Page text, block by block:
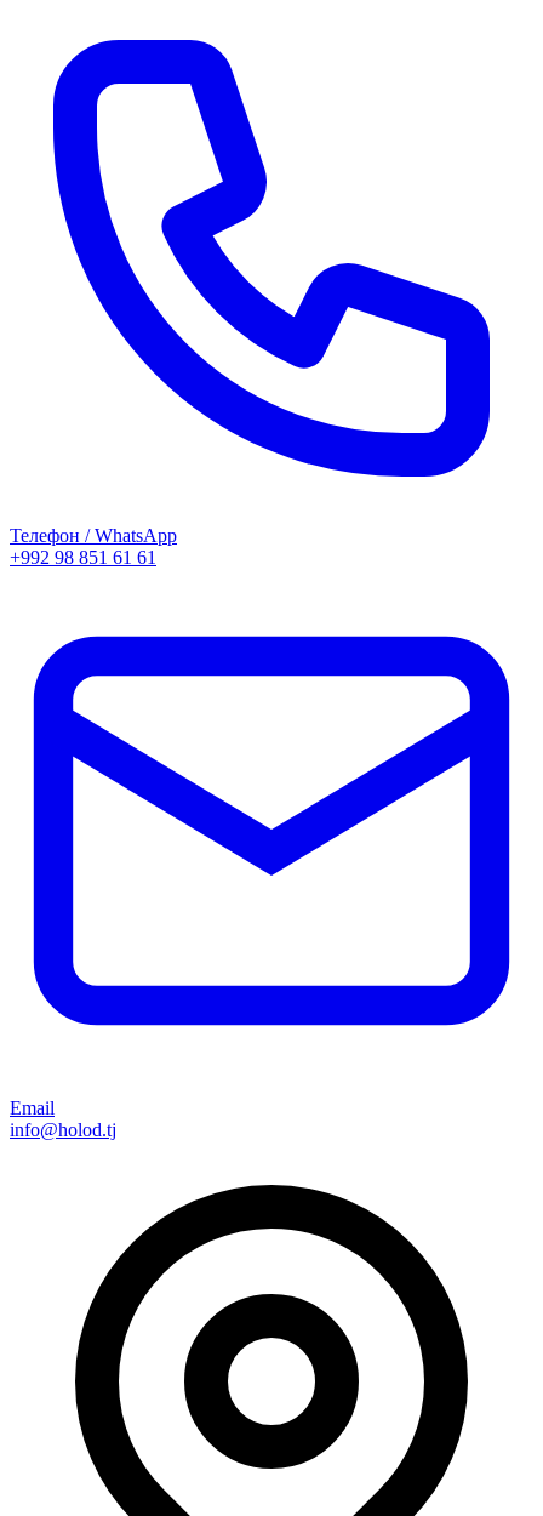
Телефон / WhatsApp
+992 98 851 61 61
Email
info@holod.tj